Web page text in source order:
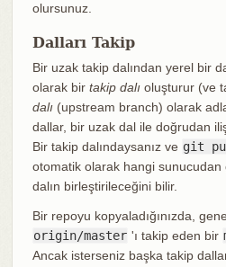
olursunuz.
Dalları Takip
Bir uzak takip dalından yerel bir
olarak bir takip dalıoluşturur (ve
dalı(upstream branch) olarak
dallar, bir uzak dal ile doğrudan
Bir takip dalındaysanız ve git
otomatik olarak hangi
dalın birleştirileceğini bilir.
Bir repoyu kopyaladığınızda,
origin/master 'ı takip eden bir
Ancak isterseniz başka takip